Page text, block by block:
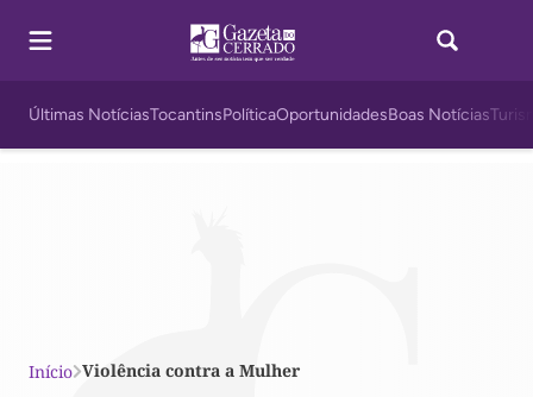
Últimas NotíciasTocantinsPolíticaOportunidadesBoas Notícias
Início Violência contra a Mulher